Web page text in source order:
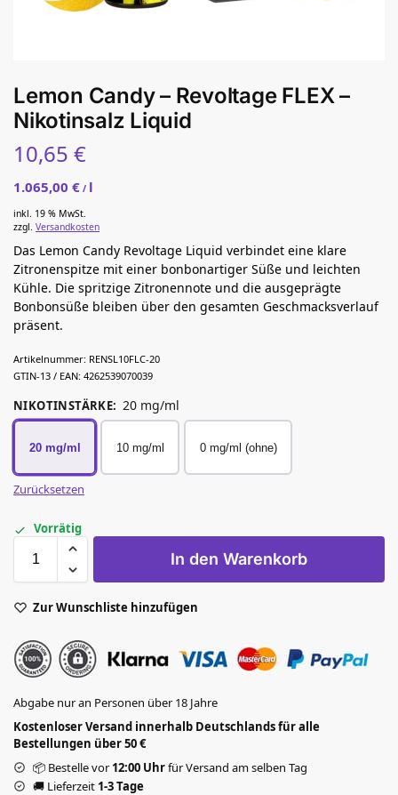
Lemon Candy – Revoltage FLEX –
Nikotinsalz Liquid
10,65 €
1.065,00 € / l
inkl. 19 % MwSt.
zzgl. Versandkosten
Das Lemon Candy Revoltage Liquid verbindet eine klare
Zitronenspitze mit einer bonbonartiger Süße und leichten
Kühle. Die spritzige Zitronennote und die ausgeprägte
Bonbonsüße bleiben über den gesamten Geschmacksverlauf
präsent.
Artikelnummer: RENSL10FLC-20
GTIN-13 / EAN: 4262539070039
NIKOTINSTÄRKE: 20 mg/ml
20 mg/ml 10 mg/ml 0 mg/ml (ohne)
Zurücksetzen
Vorrätig
In den Warenkorb
Zur Wunschliste hinzufügen
Abgabe nur an Personen über 18 Jahre
Kostenloser Versand innerhalb Deutschlands für alle
Bestellungen über 50 €
📦 Bestelle vor12:00 Uhrfür Versand am selben Tag
🚚 Lieferzeit 1-3 Tage